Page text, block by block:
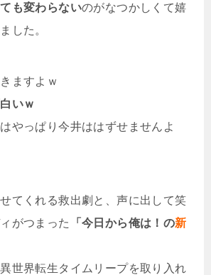
も変わらないのがなつかしくて嬉
した。
ますよｗ
いｗ
やっぱり今井ははずせませんよ
てくれる救出劇と、声に出して笑
がつまった
「今日から俺は！の新
世界転生タイムリープを取り入れ